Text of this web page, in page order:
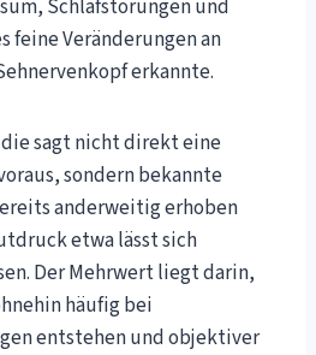
Schlafstörungen und
feine Veränderungen an
erkannte.
sagt nicht direkt eine
sondern bekannte
anderweitig erhoben
etwa lässt sich
Der Mehrwert liegt darin,
häufig bei
entstehen und objektiver